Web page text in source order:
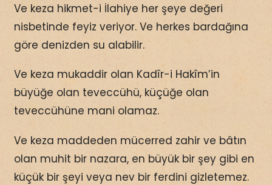
Ve keza hikmet-i İlahiye her şeye değeri
nisbetinde feyiz veriyor. Ve herkes bardağına
göre denizden su alabilir.
Ve keza mukaddir olan Kadîr-i Hakîm’in
büyüğe olan teveccühü, küçüğe olan
teveccühüne mani olamaz.
Ve keza maddeden mücerred zahir ve bâtın
olan muhit bir nazara, en büyük bir şey gibi en
küçük bir şeyi veya nev bir ferdini gizletemez.